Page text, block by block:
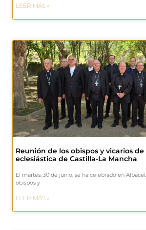
LEER MÁS »
Reunión de los obispos y vicarios
eclesiástica de Castilla-La Mancha
El martes, 30 de junio, se ha celebrado en
obispos y
LEER MÁS »